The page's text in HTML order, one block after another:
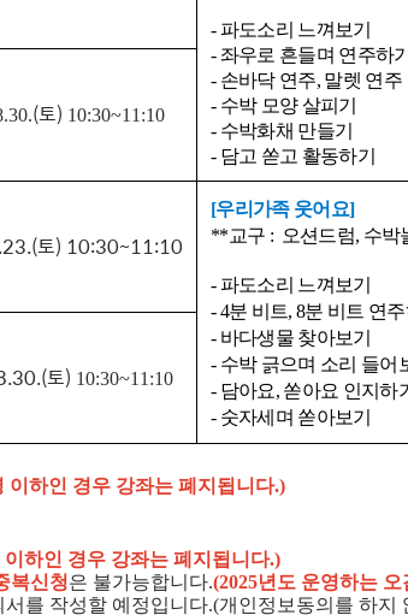
- 파도소리 느껴보기
- 좌우로 흔들며 연주하
- 손바닥 연주, 말렛 연주
- 수박 모양 살피기
- 수박화채 만들기
- 담고 쏟고 활동하기
(토) 10:30~11:10
토) 10:30~11:10
[우리가족 웃어요]
**교구 : 오션드럼, 수박
- 파도소리 느껴보기
- 4분 비트, 8분 비트 연
- 바다생물 찾아보기
- 수박 긁으며 소리 들어
- 담아요, 쏟아요 인지하
- 숫자세며 쏟아보기
(토) 10:30~11:10
이하인 경우 강좌는 폐지됩니다.)
하인 경우 강좌는 폐지됩니다.)
복신청은 불가능합니다.(2025년도 운영하는
를 작성할 예정입니다.(개인정보동의를 하